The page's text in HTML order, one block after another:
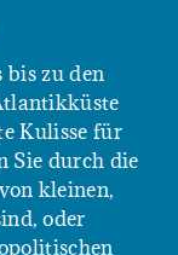
bis zu den
Kulisse für
Sie durch die
kleinen,
oder